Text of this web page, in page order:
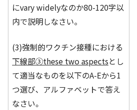
にvary widelyなのか80-120字以
内で説明しなさい。
(3)強制的ワクチン接種における
下線部③these two aspectsとし
て適当なものを以下のA-Eから1
つ選び、アルファベットで答え
なさい。